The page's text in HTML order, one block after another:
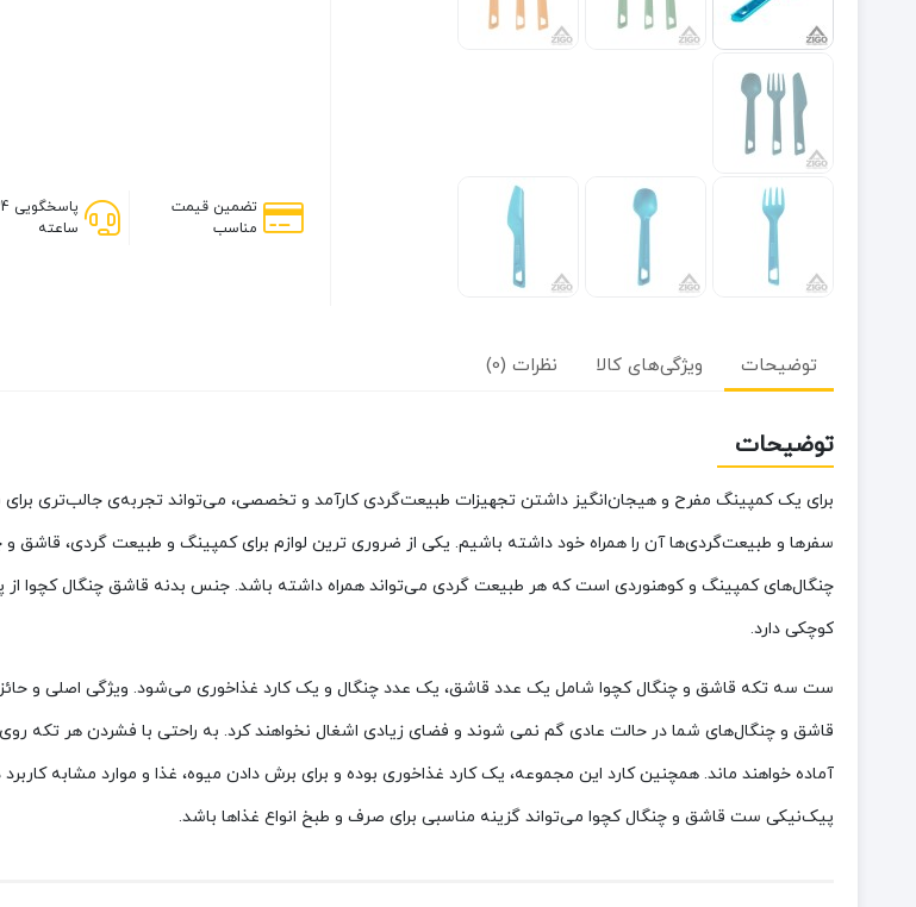
تضمین قیمت
مناسب
ساعته
توضیحات ویژگی‌های کالا نظرات (0)
توضیحات
برای یک کمپینگ مفرح و هیجان‌انگیز داشتن تجهیزات طبیعت‌گردی کارآمد و تخصصی، می‌تواند تجربه‌ی جالب‌تری
کوچکی دارد.
ست سه تکه قاشق و چنگال کچوا شامل یک عدد قاشق، یک عدد چنگال و یک کارد غذاخوری می‌شود. ویژگی اصلی و
قاشق و چنگال‌های شما در حالت عادی گم نمی شوند و فضای زیادی اشغال نخواهند کرد. به راحتی با فشردن هر تکه
پیک‌نیکی ست قاشق و چنگال کچوا می‌تواند گزینه مناسبی برای صرف و طبخ انواع غذاها باشد.